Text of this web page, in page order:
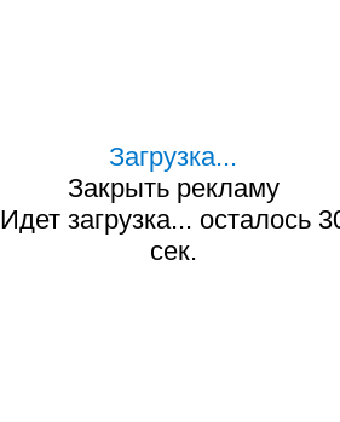
Загрузка...
Закрыть рекламу
Идет загрузка... осталось
сек.